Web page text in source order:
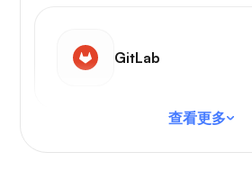
GitLab
查看更多